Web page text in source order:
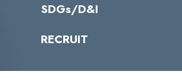
IRカレンダー
IRライブラリー
株式情報
SDGs/D&I
当グループのマテリアリティ
SDGs推進体制
RECRUIT
募集職種一覧